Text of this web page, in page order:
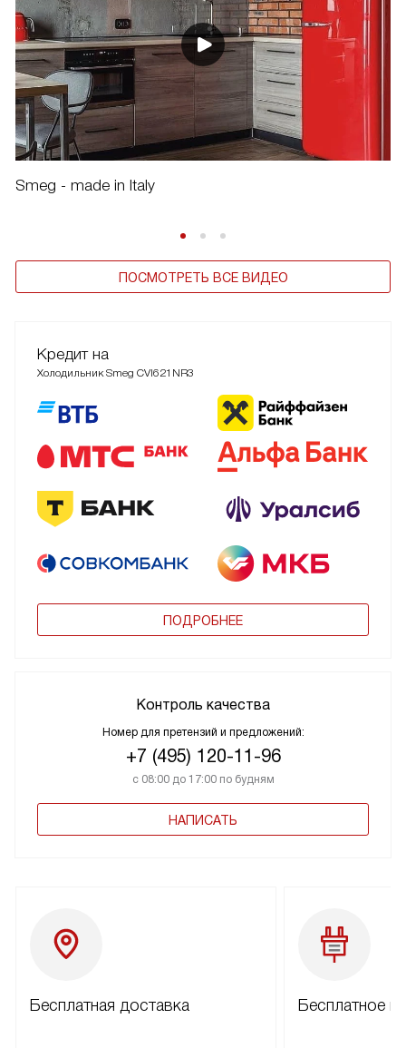
Smeg - made in Italy
ПОСМОТРЕТЬ ВСЕ ВИДЕО
Кредит на
Холодильник Smeg CVI621NR3
ПОДРОБНЕЕ
Контроль качества
Номер для претензий и предложений:
+7 (495) 120-11-96
с 08:00 до 17:00 по будням
НАПИСАТЬ
Бесплатная доставка Бесплатное